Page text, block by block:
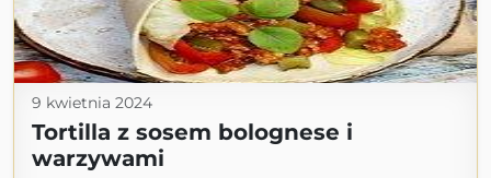
9 kwietnia 2024
Tortilla z sosem bolognese i
warzywami